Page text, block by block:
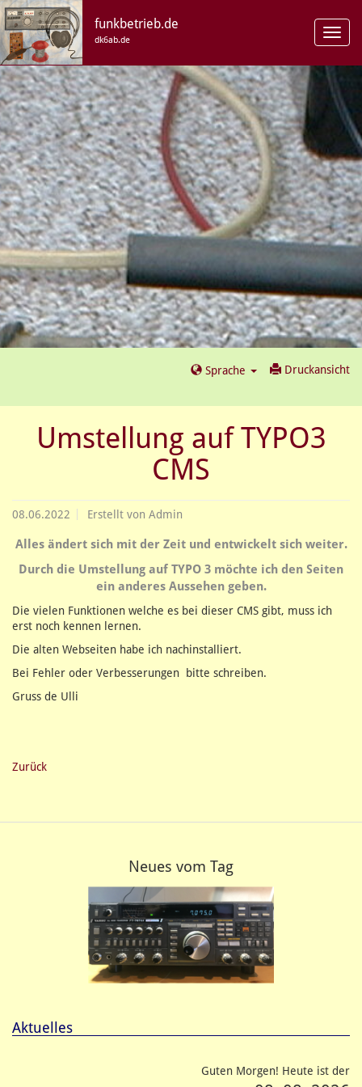
funkbetrieb.de
dk6ab.de
Druckansicht
Sprache
Umstellung auf TYPO3
CMS
08.06.2022 Erstellt von Admin
Alles ändert sich mit der Zeit und entwickelt sich weiter.
Durch die Umstellung auf TYPO 3 möchte ich den Seiten
ein anderes Aussehen geben.
Die vielen Funktionen welche es bei dieser CMS gibt, muss ich
erst noch kennen lernen.
Die alten Webseiten habe ich nachinstalliert.
Bei Fehler oder Verbesserungen bitte schreiben.
Gruss de Ulli
Zurück
Neues vom Tag
Aktuelles
Guten Morgen! Heute ist der